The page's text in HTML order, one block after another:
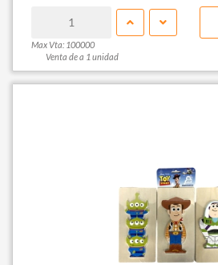
Max Vta: 100000
Venta de a 1 unidad